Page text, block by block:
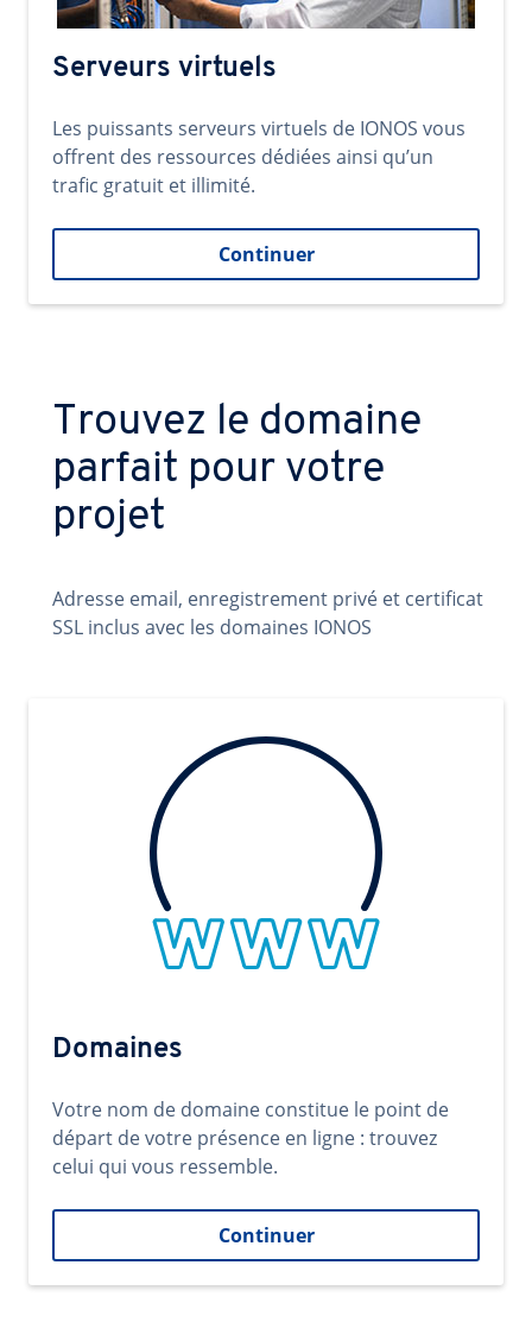
Serveurs virtuels
Les puissants serveurs virtuels de IONOS vous
offrent des ressources dédiées ainsi qu’un
trafic gratuit et illimité.
Continuer
Trouvez le domaine
parfait pour votre
projet
Adresse email, enregistrement privé et certificat
SSL inclus avec les domaines IONOS
Domaines
Votre nom de domaine constitue le point de
départ de votre présence en ligne : trouvez
celui qui vous ressemble.
Continuer